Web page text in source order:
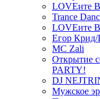
LOVEите
Trance
LOVEите
Егор Крид/
MC Zali
Открытие
PARTY!
DJ
Мужское